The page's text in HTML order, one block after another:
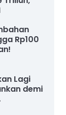
Rp100
Lagi
demi